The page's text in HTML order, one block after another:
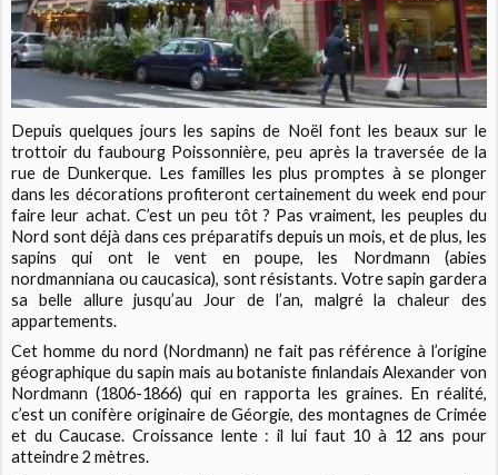
Depuis quelques jours les sapins de Noël font les beaux sur le
trottoir du faubourg Poissonnière, peu après la traversée de la
rue de Dunkerque. Les familles les plus promptes à se plonger
dans les décorations profiteront certainement du week end pour
faire leur achat. C’est un peu tôt ? Pas vraiment, les peuples du
Nord sont déjà dans ces préparatifs depuis un mois, et de plus, les
sapins qui ont le vent en poupe, les Nordmann (abies
nordmanniana ou caucasica), sont résistants. Votre sapin gardera
sa belle allure jusqu’au Jour de l’an, malgré la chaleur des
appartements.
Cet homme du nord (Nordmann) ne fait pas référence à l’origine
géographique du sapin mais au botaniste finlandais Alexander von
Nordmann (1806-1866) qui en rapporta les graines. En réalité,
c’est un conifère originaire de Géorgie, des montagnes de Crimée
et du Caucase. Croissance lente : il lui faut 10 à 12 ans pour
atteindre 2 mètres.